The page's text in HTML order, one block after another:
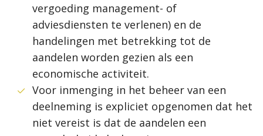
vergoeding management- of
adviesdiensten te verlenen) en de
handelingen met betrekking tot de
aandelen worden gezien als een
economische activiteit.
Voor inmenging in het beheer van een
deelneming is expliciet opgenomen dat het
niet vereist is dat de aandelen een